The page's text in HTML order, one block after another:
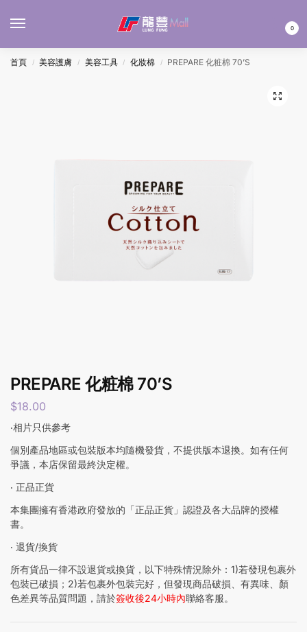
0
首頁 / 美容護膚 / 美容工具 / 化妝棉 / PREPARE 化粧棉 70’S
PREPARE 化粧棉 70’S
$18.00
‧相片只供參考
個別產品地區或包裝版本均隨機發貨，不提供版本退換。如有任何
爭議，本店保留最終決定權。
‧ 正品正貨
本集團擁有香港政府發放的「正品正貨」認證及各大品牌的授權
書。
‧ 退貨/換貨
所有貨品一律不設退貨或換貨，以下特殊情況除外：1)若發現包裹外
包裝已破損；2)若包裹外包裝完好，但發現商品破損、有異味、顏
色差異等品質問題，請於簽收後24小時內聯絡客服。